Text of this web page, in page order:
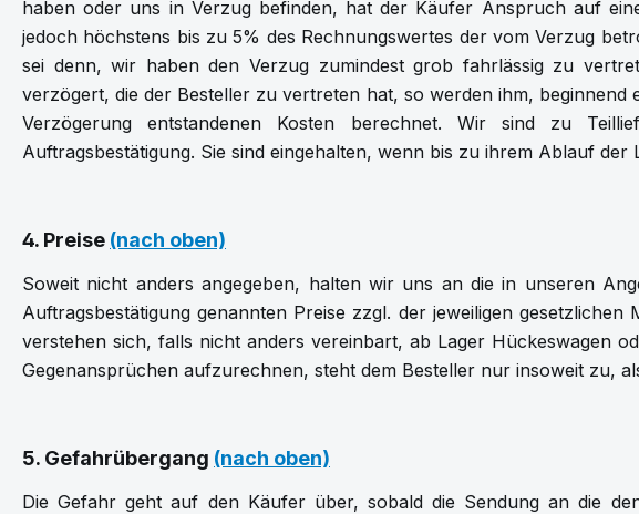
haben oder uns in Verzug befinden, hat der Käufer Anspruch auf
jedoch höchstens bis zu 5% des Rechnungswertes der vom Verzug
sei denn, wir haben den Verzug zumindest grob fahrlässig zu
verzögert, die der Besteller zu vertreten hat, so werden ihm,
Verzögerung entstandenen Kosten berechnet. Wir sind zu
Auftragsbestätigung. Sie sind eingehalten, wenn bis zu ihrem Ablauf
4. Preise (nach oben)
Soweit nicht anders angegeben, halten wir uns an die in unseren
Auftragsbestätigung genannten Preise zzgl. der jeweiligen
verstehen sich, falls nicht anders vereinbart, ab Lager Hückeswagen
Gegenansprüchen aufzurechnen, steht dem Besteller nur insoweit zu,
5. Gefahrübergang (nach oben)
Die Gefahr geht auf den Käufer über, sobald die Sendung an die